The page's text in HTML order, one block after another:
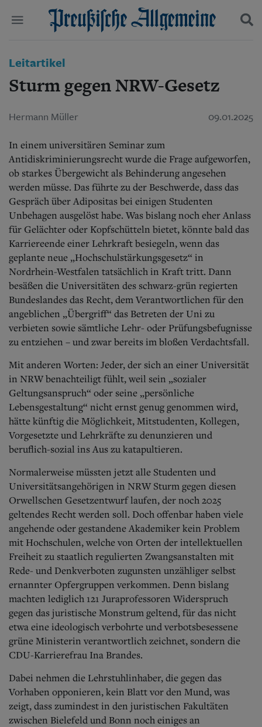
Start
Wer wir sind
Aktuelle Ausgabe
Abonnenten-Login
Abonnent werden
Abo Prämien
Archiv
Mediadaten
Wirtschaft
Geschichte
Ostpreußen
Pommern
Berlin-Brandenburg
Schlesien
Danzig und Westpreußen
Bücher
Kontakt
Impressum
Datenschutz
Suchen und finden
Leitartikel
Sturm gegen NRW-Gesetz
Hermann Müller 09.01.2025
In einem universitären Seminar zum
Antidiskriminierungsrecht wurde die Frage aufgeworfen,
ob starkes Übergewicht als Behinderung angesehen
werden müsse. Das führte zu der Beschwerde, dass das
Gespräch über Adipositas bei einigen Studenten
Unbehagen ausgelöst habe. Was bislang noch eher Anlass
für Gelächter oder Kopfschütteln bietet, könnte bald das
Karriereende einer Lehrkraft besiegeln, wenn das
geplante neue „Hochschulstärkungsgesetz“ in
Nordrhein-Westfalen tatsächlich in Kraft tritt. Dann
besäßen die Universitäten des schwarz-grün regierten
Bundeslandes das Recht, dem Verantwortlichen für den
angeblichen „Übergriff“ das Betreten der Uni zu
verbieten sowie sämtliche Lehr- oder Prüfungsbefugnisse
zu entziehen – und zwar bereits im bloßen Verdachtsfall.
Mit anderen Worten: Jeder, der sich an einer Universität
in NRW benachteiligt fühlt, weil sein „sozialer
Geltungsanspruch“ oder seine „persönliche
Lebensgestaltung“ nicht ernst genug genommen wird,
hätte künftig die Möglichkeit, Mitstudenten, Kollegen,
Vorgesetzte und Lehrkräfte zu denunzieren und
beruflich-sozial ins Aus zu katapultieren.
Normalerweise müssten jetzt alle Studenten und
Universitätsangehörigen in NRW Sturm gegen diesen
Orwellschen Gesetzentwurf laufen, der noch 2025
geltendes Recht werden soll. Doch offenbar haben viele
angehende oder gestandene Akademiker kein Problem
mit Hochschulen, welche von Orten der intellektuellen
Freiheit zu staatlich regulierten Zwangsanstalten mit
Rede- und Denkverboten zugunsten unzähliger selbst
ernannter Opfergruppen verkommen. Denn bislang
machten lediglich 121 Juraprofessoren Widerspruch
gegen das juristische Monstrum geltend, für das nicht
etwa eine ideologisch verbohrte und verbotsbesessene
grüne Ministerin verantwortlich zeichnet, sondern die
CDU-Karrierefrau Ina Brandes.
Dabei nehmen die Lehrstuhlinhaber, die gegen das
Vorhaben opponieren, kein Blatt vor den Mund, was
zeigt, dass zumindest in den juristischen Fakultäten
zwischen Bielefeld und Bonn noch einiges an